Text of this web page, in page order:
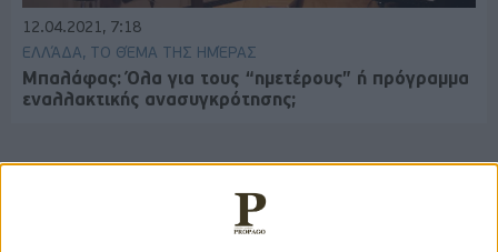
12.04.2021, 7:18
ΕΛΛΆΔΑ, ΤΟ ΘΈΜΑ ΤΗΣ ΗΜΈΡΑΣ
Μπαλάφας: Όλα για τους “ημετέρους” ή πρόγραμμα
εναλλακτικής ανασυγκρότησης;